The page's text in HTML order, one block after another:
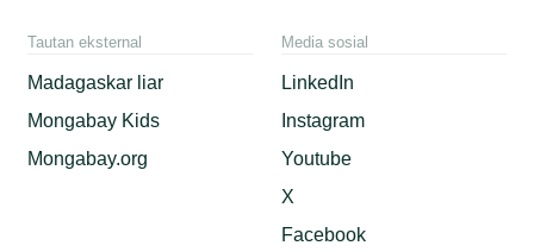
Tautan eksternal
Madagaskar liar
Mongabay Kids
Mongabay.org
Media sosial
LinkedIn
Instagram
Youtube
X
Facebook